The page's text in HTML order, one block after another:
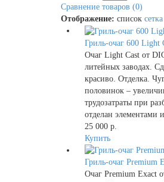
Сравнение товаров (0)
Отображение: список сетка
Гриль-очаг 600 Light
Очаг Light Cast от
литейных заводах.
красиво. Отделка.
половинок –
трудозатраты при
отделан элементами
25 000 р.
Купить
Гриль-очаг Premium
Очаг Premium Exact